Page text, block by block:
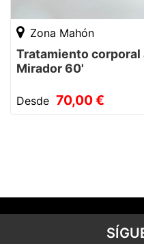
Zona Mahón
Tratamiento corporal
Mirador 60'
Desde 70,00 €